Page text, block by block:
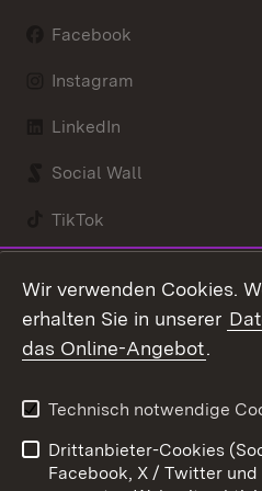
Facebook
Instagram
LinkedIn
Social Wall
TikTok
Kontakt
Impressum
Wir verwenden Cookies.
erhalten Sie in unserer
das Online-Angebot.
Technisch notwendige
Drittanbieter-Cookies
Facebook, X / Twitter